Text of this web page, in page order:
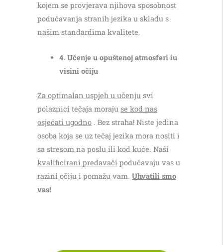
kojem se provjerava njihova sposobnost
podučavanja stranih jezika u skladu s
našim standardima kvalitete.
4. Učenje u opuštenoj atmosferi iu
visini očiju
Za optimalan uspjeh u učenju svi
polaznici tečaja moraju se kod nas
osjećati ugodno . Bez straha! Niste jedina
osoba koja se uz tečaj jezika mora nositi i
sa stresom na poslu ili kod kuće. Naši
kvalificirani predavači podučavaju vas u
razini očiju i pomažu vam. Uhvatili smo
vas!